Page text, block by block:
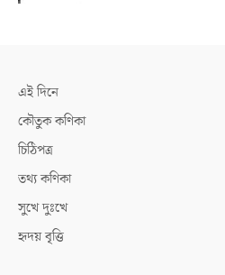
এই দিনে
কৌতুক কণিকা
চিঠিপত্র
তথ্য কণিকা
সুখে দুঃখে
হৃদয় বৃত্তি